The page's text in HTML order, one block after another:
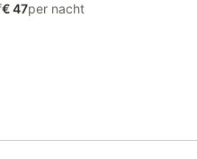
€ 47per nacht